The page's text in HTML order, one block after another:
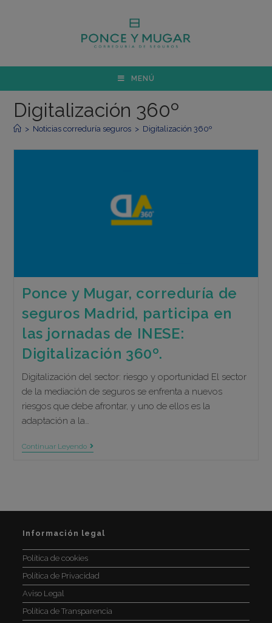
MENÚ
Digitalización 360º
> Noticias correduría seguros > Digitalización 360º
Ponce y Mugar, correduría de
seguros Madrid, participa en
las jornadas de INESE:
Digitalización 360º.
Digitalización del sector: riesgo y oportunidad El sector
de la mediación de seguros se enfrenta a nuevos
riesgos que debe afrontar, y uno de ellos es la
adaptación a la…
Continuar LeyendoPonce
Las
INESE:
Digitalización
360º.
Información legal
Política de cookies
Política de Privacidad
Aviso Legal
Política de Transparencia